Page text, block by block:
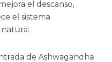
el descanso,
el sistema
de Ashwagandha